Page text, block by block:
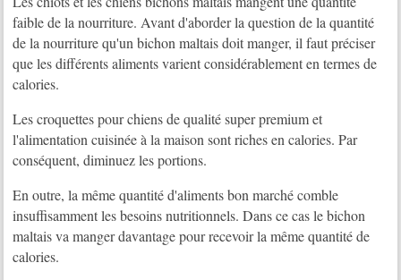
faible de la nourriture. Avant d'aborder la question de la quantité
de la nourriture qu'un bichon maltais doit manger, il faut préciser
que les différents aliments varient considérablement en termes de
calories.
Les croquettes pour chiens de qualité super premium et
l'alimentation cuisinée à la maison sont riches en calories. Par
conséquent, diminuez les portions.
En outre, la même quantité d'aliments bon marché comble
insuffisamment les besoins nutritionnels. Dans ce cas le bichon
maltais va manger davantage pour recevoir la même quantité de
calories.